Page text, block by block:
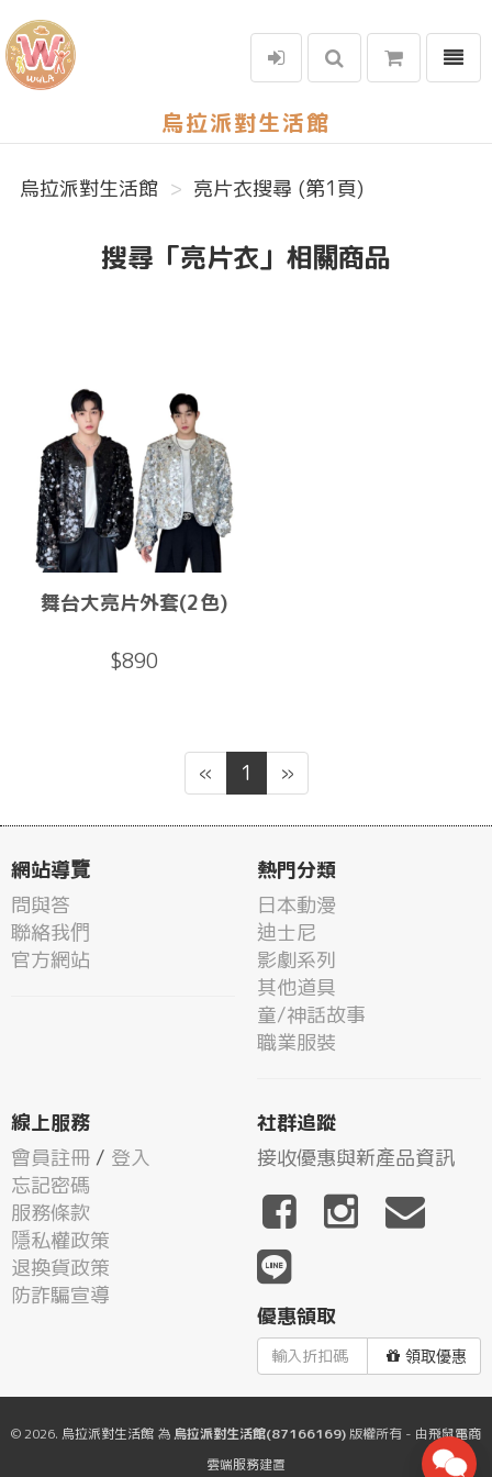
烏拉派對生活館
選單
烏拉派對生活館 亮片衣搜尋 (第1頁)
搜尋「亮片衣」相關商品
舞台大亮片外套(2色)
$890
« 1 »
網站導覽
問與答
聯絡我們
官方網站
熱門分類
日本動漫
迪士尼
影劇系列
其他道具
童/神話故事
職業服裝
線上服務
會員註冊 / 登入
忘記密碼
服務條款
隱私權政策
退換貨政策
防詐騙宣導
社群追蹤
接收優惠與新產品資訊
優惠領取
領取優惠
© 2026. 烏拉派對生活館 為 烏拉派對生活館(87166169)版權所有 - 由飛鼠電商
雲端服務建置